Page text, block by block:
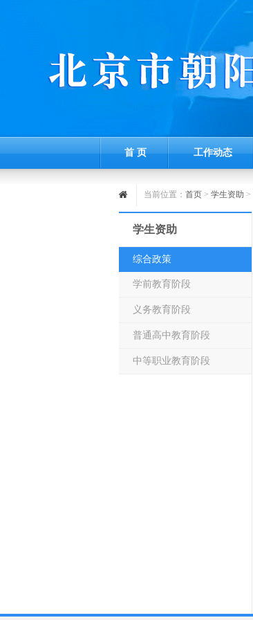
首 页 工作动态
当前位置： 首页 > 学生资助 >
学生资助
综合政策
学前教育阶段
义务教育阶段
普通高中教育阶段
中等职业教育阶段